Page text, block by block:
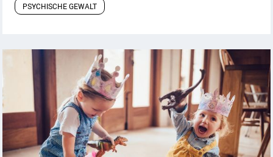
PSYCHISCHE GEWALT